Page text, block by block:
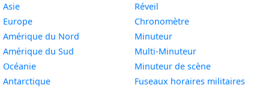
Asie
Europe
Amérique du Nord
Amérique du Sud
Océanie
Antarctique
Réveil
Chronomètre
Minuteur
Multi-Minuteur
Minuteur de scène
Fuseaux horaires militaires